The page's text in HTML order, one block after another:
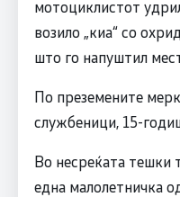
мотоциклистот
возило „киа“ со
што го напуштил
По преземените
службеници, 15-
Во несреќата тешки
една малолетничка